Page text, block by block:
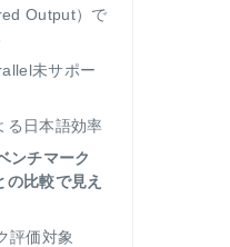
Output）で
未サポー
る日本語効率
ンチマーク
比較で見え
評価対象